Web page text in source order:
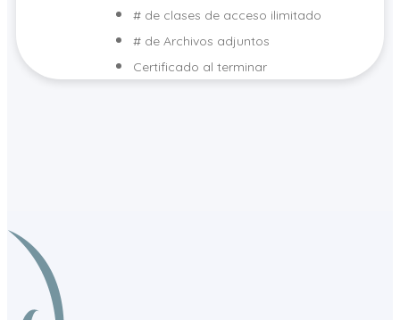
# de clases de acceso ilimitado
# de Archivos adjuntos
Certificado al terminar